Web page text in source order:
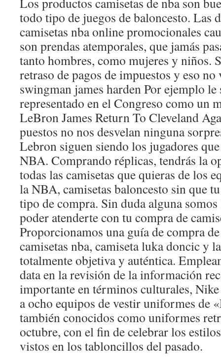
todo tipo de juegos de baloncesto. Las
camisetas nba online promocionales
son prendas atemporales, que jamás
tanto hombres, como mujeres y niños.
retraso de pagos de impuestos y eso
swingman james harden Por ejemplo
representado en el Congreso como un
LeBron James Return To Cleveland
puestos no nos desvelan ninguna
Lebron siguen siendo los jugadores
NBA. Comprando réplicas, tendrás la
todas las camisetas que quieras de los
la NBA, camisetas baloncesto sin que
tipo de compra. Sin duda alguna
poder atenderte con tu compra de
Proporcionamos una guía de compra
camisetas nba, camiseta luka doncic y
totalmente objetiva y auténtica.
data en la revisión de la información
importante en términos culturales,
a ocho equipos de vestir uniformes de
también conocidos como uniformes
octubre, con el fin de celebrar los
vistos en los tabloncillos del pasado.